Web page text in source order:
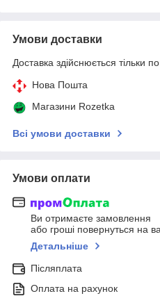
Умови доставки
Доставка здійснюється тільки
Нова Пошта
Магазини Rozetka
Всі умови доставки
Умови оплати
Ви отримаєте замовлення
або гроші повернуться на
Детальніше
Післяплата
Оплата на рахунок